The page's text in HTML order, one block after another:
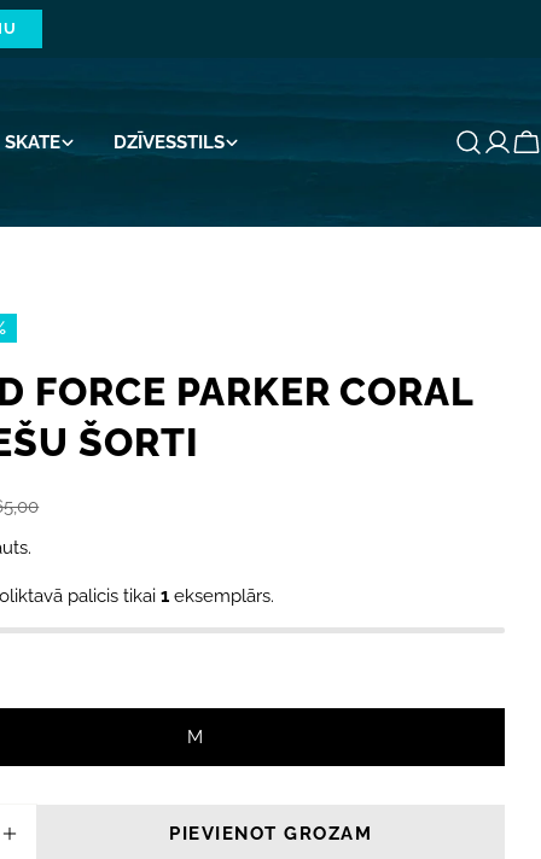
SKATE DZĪVESSTILS
FORCE PARKER CORAL
ŠORTI
palicis tikai1 eksemplārs.
M
PIEVIENOT GROZAM